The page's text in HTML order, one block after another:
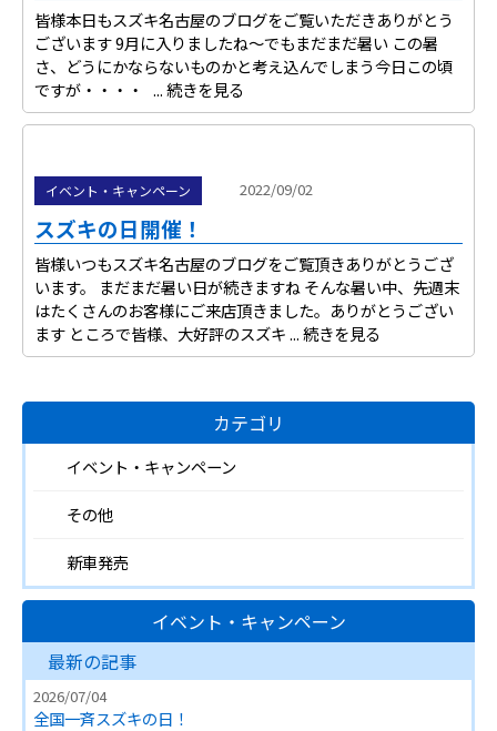
皆様本日もスズキ名古屋のブログをご覧いただきありがとう
ございます 9月に入りましたね～でもまだまだ暑い この暑
さ、どうにかならないものかと考え込んでしまう今日この頃
ですが・・・・ ...続きを見る
イベント・キャンペーン 2022/09/02
スズキの日開催！
皆様いつもスズキ名古屋のブログをご覧頂きありがとうござ
います。 まだまだ暑い日が続きますね そんな暑い中、先週末
はたくさんのお客様にご来店頂きました。ありがとうござい
ます ところで皆様、大好評のスズキ ...続きを見る
カテゴリ
イベント・キャンペーン
その他
新車発売
イベント・キャンペーン
最新の記事
2026/07/04
全国一斉スズキの日！